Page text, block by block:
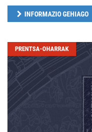
INFORMAZIO GEHIAGO
PRENTSA-OHARRAK